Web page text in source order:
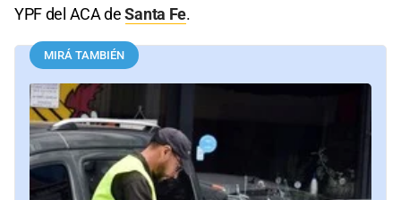
YPF del ACA deSanta Fe.
MIRÁ TAMBIÉN